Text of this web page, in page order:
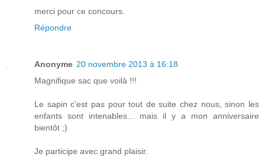
merci pour ce concours.
Répondre
Anonyme 20 novembre 2013 à 16:18
Magnifique sac que voilà !!!
Le sapin c'est pas pour tout de suite chez nous, sinon les
enfants sont intenables... mais il y a mon anniversaire
bientôt ;)
Je participe avec grand plaisir.